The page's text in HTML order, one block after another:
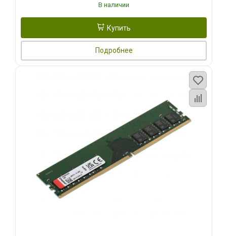
В наличии
Купить
Подробнее